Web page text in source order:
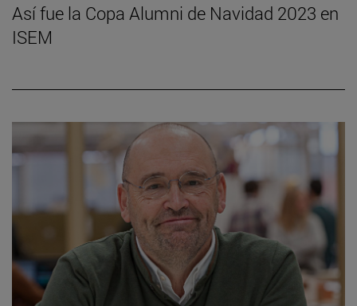
Así fue la Copa Alumni de Navidad 2023 en
ISEM